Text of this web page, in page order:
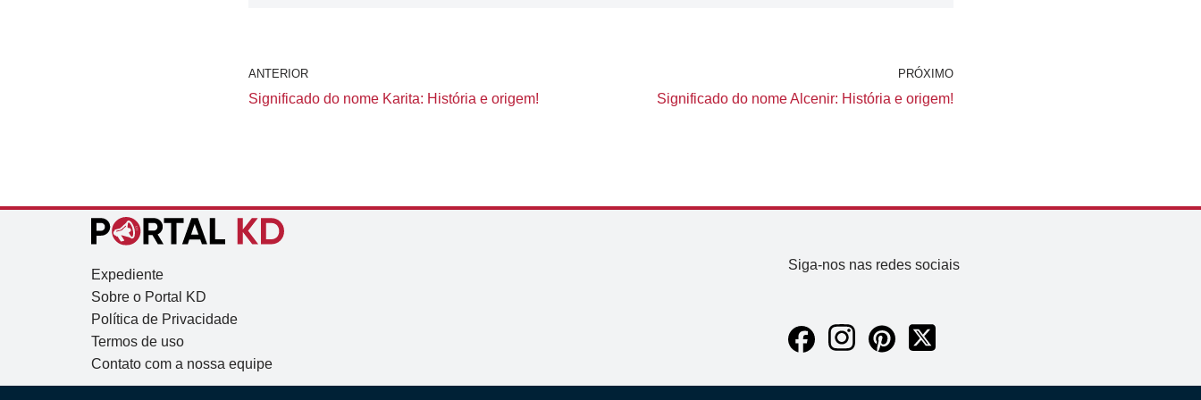
ANTERIOR
Significado do nome Karita: História e origem!
PRÓXIMO
Significado do nome Alcenir: História e origem!
Expediente
Sobre o Portal KD
Política de Privacidade
Termos de uso
Contato com a nossa equipe
Siga-nos nas redes sociais